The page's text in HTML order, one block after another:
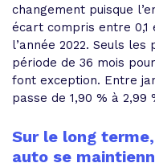
changement puisque
écart compris entre 0,1
l’année 2022. Seuls les
période de 36 mois
font exception. Entre
passe de 1,90 % à 2,99
Sur le long
auto se